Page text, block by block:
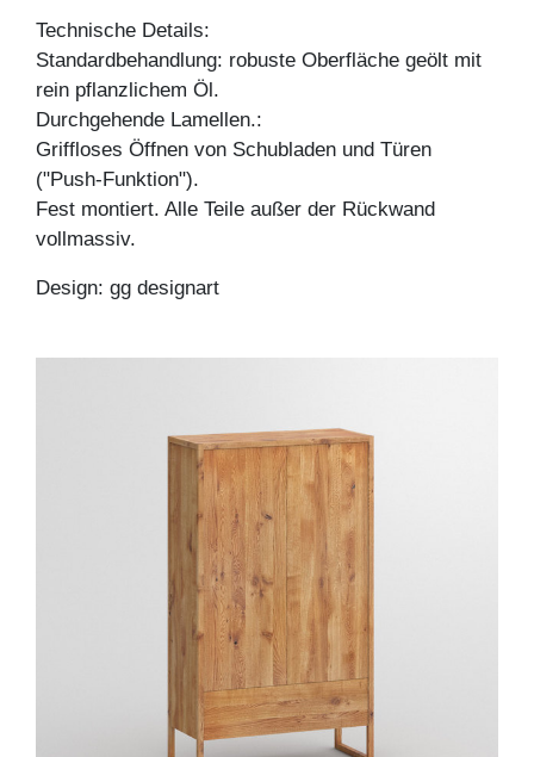
Technische Details:
Standardbehandlung: robuste Oberfläche geölt mit
rein pflanzlichem Öl.
Durchgehende Lamellen.:
Griffloses Öffnen von Schubladen und Türen
("Push-Funktion").
Fest montiert. Alle Teile außer der Rückwand
vollmassiv.
Design: gg designart